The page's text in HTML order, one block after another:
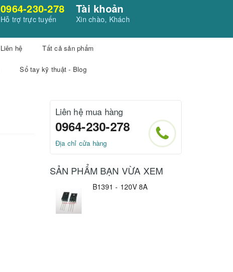
0964-230-278
Hỗ trợ trực tuyến
Tài khoản
Xin chào, Khách
Liên hệ Tất cả sản phẩm
Sổ tay kỹ thuật - Blog
Liên hệ mua hàng
0964-230-278
Địa chỉ cửa hàng
SẢN PHẨM BẠN VỪA XEM
B1391 - 120V 8A